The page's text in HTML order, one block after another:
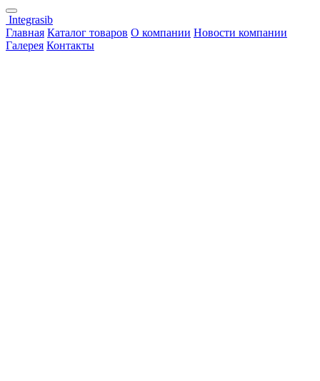
Integrasib
Главная Каталог товаров О компании Новости компании
Галерея Контакты